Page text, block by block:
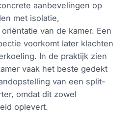
aanbevelingen op
met isolatie,
van de kamer. Een
voorkomt later klachten
In de praktijk zien
vaak het beste gedekt
van een split-
omdat dit zowel
oplevert.